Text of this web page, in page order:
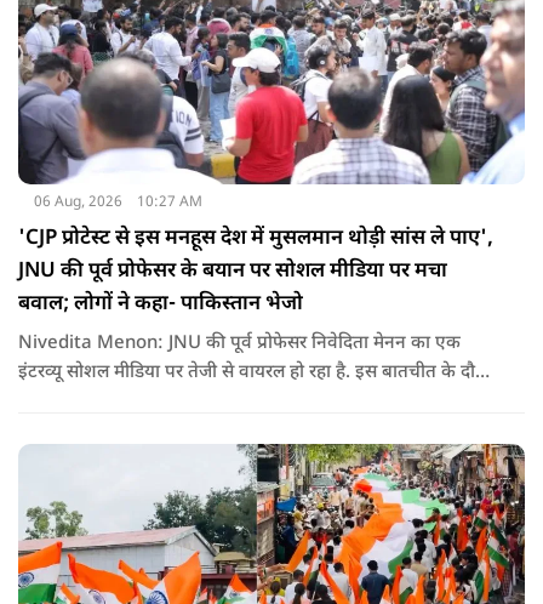
06 Aug, 2026 10:27 AM
'CJP प्रोटेस्ट से इस मनहूस देश में मुसलमान थोड़ी सांस ले पाए',
JNU की पूर्व प्रोफेसर के बयान पर सोशल मीडिया पर मचा
बवाल; लोगों ने कहा- पाकिस्तान भेजो
Nivedita Menon: JNU की पूर्व प्रोफेसर निवेदिता मेनन का एक
इंटरव्यू सोशल मीडिया पर तेजी से वायरल हो रहा है. इस बातचीत के दौरान
ज्यादा विवाद खड़ा कर दिया.